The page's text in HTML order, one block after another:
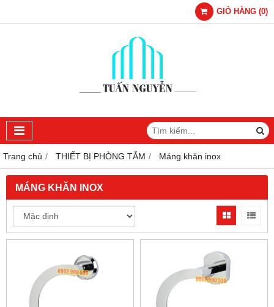
GIỎ HÀNG (0)
Trang chủ THIẾT BỊ PHÒNG TẮM Máng khăn inox
MÁNG KHĂN INOX